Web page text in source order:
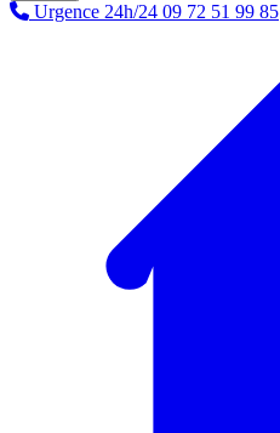
Urgence 24h/24 09 72 51 99 85